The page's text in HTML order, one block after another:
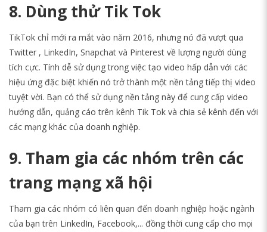
8. Dùng thử Tik Tok
TikTok chỉ mới ra mắt vào năm 2016, nhưng nó đã vượt qua
Twitter , LinkedIn, Snapchat và Pinterest về lượng người dùng
tích cực. Tính dễ sử dụng trong việc tạo video hấp dẫn với các
hiệu ứng đặc biệt khiến nó trở thành một nền tảng tiếp thị video
tuyệt vời. Bạn có thể sử dụng nền tảng này để cung cấp video
hướng dẫn, quảng cáo trên kênh Tik Tok và chia sẻ kênh đến với
các mạng khác của doanh nghiệp.
9. Tham gia các nhóm trên các
trang mạng xã hội
Tham gia các nhóm có liên quan đến doanh nghiệp hoặc ngành
của bạn trên LinkedIn, Facebook,... đồng thời cung cấp cho mọi